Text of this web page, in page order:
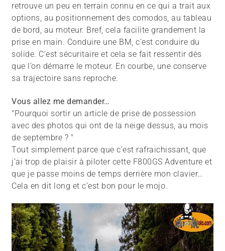
retrouve un peu en terrain connu en ce qui a trait aux
options, au positionnement des comodos, au tableau
de bord, au moteur. Bref, cela facilite grandement la
prise en main. Conduire une BM, c’est conduire du
solide. C’est sécuritaire et cela se fait ressentir dès
que l’on démarre le moteur. En courbe, une conserve
sa trajectoire sans reproche.
Vous allez me demander…
"Pourquoi sortir un article de prise de possession
avec des photos qui ont de la neige dessus, au mois
de septembre ? "
Tout simplement parce que c’est rafraichissant, que
j’ai trop de plaisir à piloter cette F800GS Adventure et
que je passe moins de temps derrière mon clavier…
Cela en dit long et c’est bon pour le mojo.